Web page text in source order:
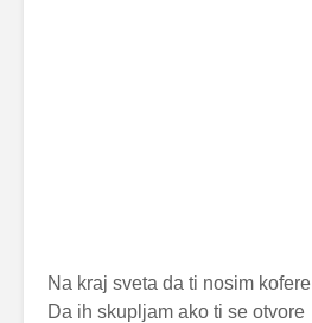
Na kraj sveta da ti nosim kofere
Da ih skupljam ako ti se otvore